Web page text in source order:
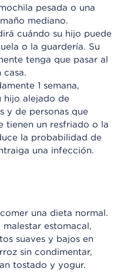
pesada o una
mediano.
cuándo su hijo puede
o la guardería. Su
tenga que pasar al
casa.
1 semana,
hijo alejado de
y de personas que
tienen un resfriado o la
la probabilidad de
una infección.
una dieta normal.
malestar estomacal,
suaves y bajos en
sin condimentar,
tostado y yogur.